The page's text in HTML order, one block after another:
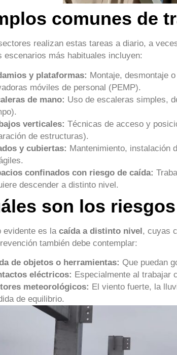
comunes de
realizan estas tareas a diario, a
escenarios más habituales incluyen:
y plataformas: Montaje, desmontaje
móviles de personal (PEMP).
de mano: Uso de escaleras simples,
verticales: Técnicas de acceso y
de estructuras).
y cubiertas: Mantenimiento, instalación
confinados con riesgo de caída:
descender a distinto nivel.
son los
evidente es la caída a distinto nivel, cuyas
también debe contemplar:
de objetos o herramientas: Que puedan
eléctricos: Especialmente al trabajar
meteorológicos: El viento fuerte, la
de equilibrio.